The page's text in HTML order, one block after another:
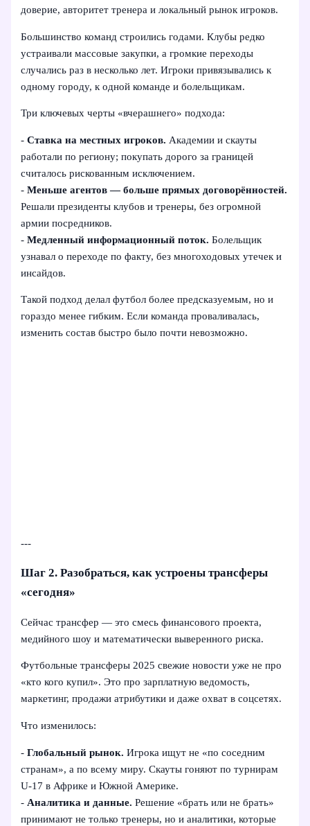
доверие, авторитет тренера и локальный рынок игроков.
Большинство команд строились годами. Клубы редко
устраивали массовые закупки, а громкие переходы
случались раз в несколько лет. Игроки привязывались к
одному городу, к одной команде и болельщикам.
Три ключевых черты «вчерашнего» подхода:
-Ставка на местных игроков. Академии и скауты
работали по региону; покупать дорого за границей
считалось рискованным исключением.
-Меньше агентов — больше прямых договорённостей.
Решали президенты клубов и тренеры, без огромной
армии посредников.
-Медленный информационный поток. Болельщик
узнавал о переходе по факту, без многоходовых утечек и
инсайдов.
Такой подход делал футбол более предсказуемым, но и
гораздо менее гибким. Если команда проваливалась,
изменить состав быстро было почти невозможно.
---
Шаг 2. Разобраться, как устроены трансферы
«сегодня»
Сейчас трансфер — это смесь финансового проекта,
медийного шоу и математически выверенного риска.
Футбольные трансферы 2025 свежие новости уже не про
«кто кого купил». Это про зарплатную ведомость,
маркетинг, продажи атрибутики и даже охват в соцсетях.
Что изменилось:
-Глобальный рынок. Игрока ищут не «по соседним
странам», а по всему миру. Скауты гоняют по турнирам
U-17 в Африке и Южной Америке.
- Аналитика и данные. Решение «брать или не брать»
принимают не только тренеры, но и аналитики, которые